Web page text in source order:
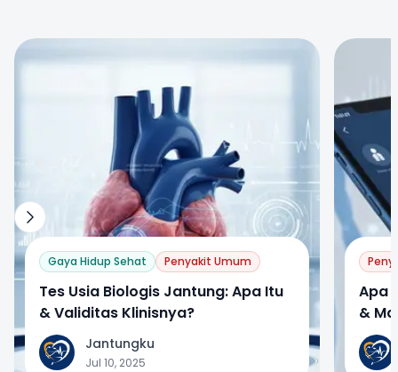
0
Gaya Hidup Sehat Penyakit Umum
Tes Usia Biologis Jantung: Apa Itu
& Validitas Klinisnya?
J
Jantungku
Jul 10, 2025
Apa
&
J